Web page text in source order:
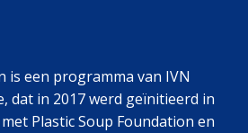
is een programma van IVN
dat in 2017 werd geïnitieerd in
Plastic Soup Foundation en